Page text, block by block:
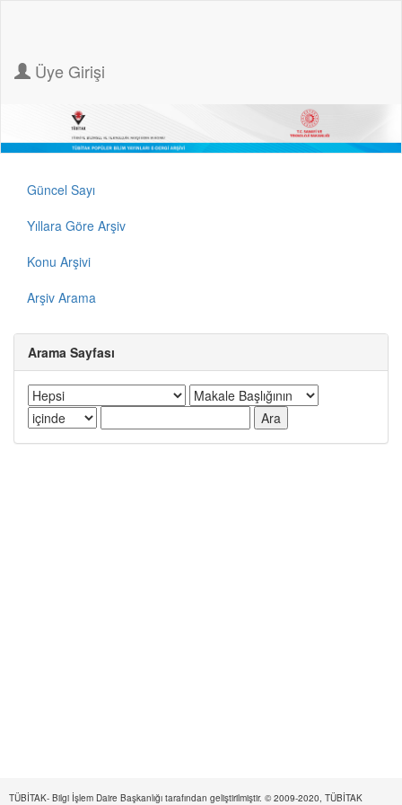
Üye Girişi
Güncel Sayı
Yıllara Göre Arşiv
Konu Arşivi
Arşiv Arama
Arama Sayfası
TÜBİTAK- Bilgi İşlem Daire Başkanlığı tarafından geliştirilmiştir. © 2009-2020, TÜBİTAK